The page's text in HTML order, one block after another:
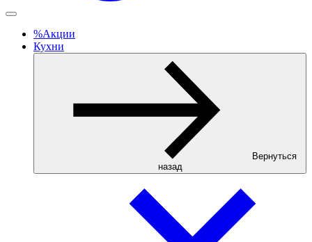
%Акции
Кухни
Вернуться
назад